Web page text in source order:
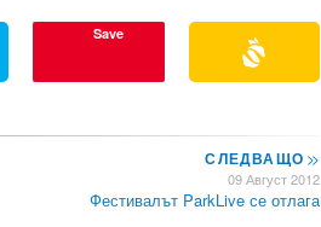
Save
СЛЕДВАЩО>>
09 Август 2012
Фестивалът ParkLive се отлага